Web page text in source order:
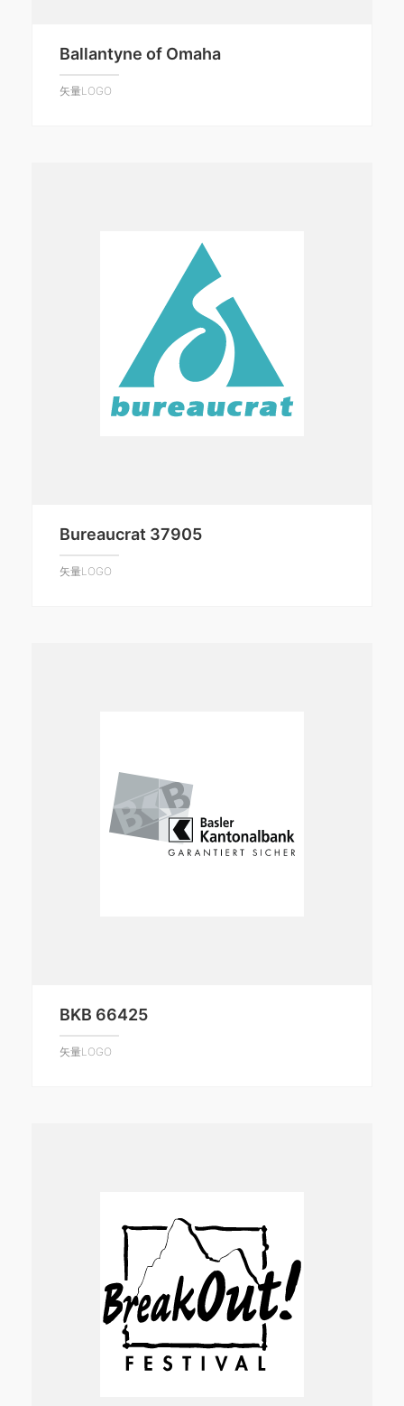
Ballantyne of Omaha
矢量LOGO
Bureaucrat 37905
矢量LOGO
BKB 66425
矢量LOGO